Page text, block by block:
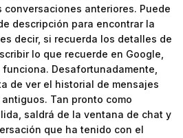
anteriores. Puede
descripción para encontrar la
decir, si recuerda los detalles de
lo que recuerde en Google,
Desafortunadamente,
de ver el historial de mensajes
Tan pronto como
saldrá de la ventana de chat y
que ha tenido con el